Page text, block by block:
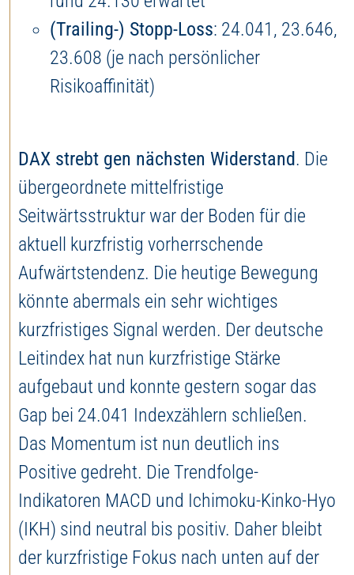
(Trailing-) Stopp-Loss: 24.041, 23.646,
23.608 (je nach persönlicher
Risikoaffinität)
DAX strebt gen nächsten Widerstand. Die
übergeordnete mittelfristige
Seitwärtsstruktur war der Boden für die
aktuell kurzfristig vorherrschende
Aufwärtstendenz. Die heutige Bewegung
könnte abermals ein sehr wichtiges
kurzfristiges Signal werden. Der deutsche
Leitindex hat nun kurzfristige Stärke
aufgebaut und konnte gestern sogar das
Gap bei 24.041 Indexzählern schließen.
Das Momentum ist nun deutlich ins
Positive gedreht. Die Trendfolge-
Indikatoren MACD und Ichimoku-Kinko-Hyo
(IKH) sind neutral bis positiv. Daher bleibt
der kurzfristige Fokus nach unten auf der